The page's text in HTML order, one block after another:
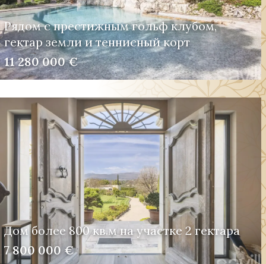
Рядом с престижным гольф клубом,
гектар земли и теннисный корт
11 280 000 €
Дом более 800 кв.м на участке 2 гектара
7 800 000 €